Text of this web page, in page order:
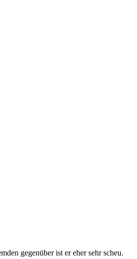
gegenüber ist er eher sehr scheu.